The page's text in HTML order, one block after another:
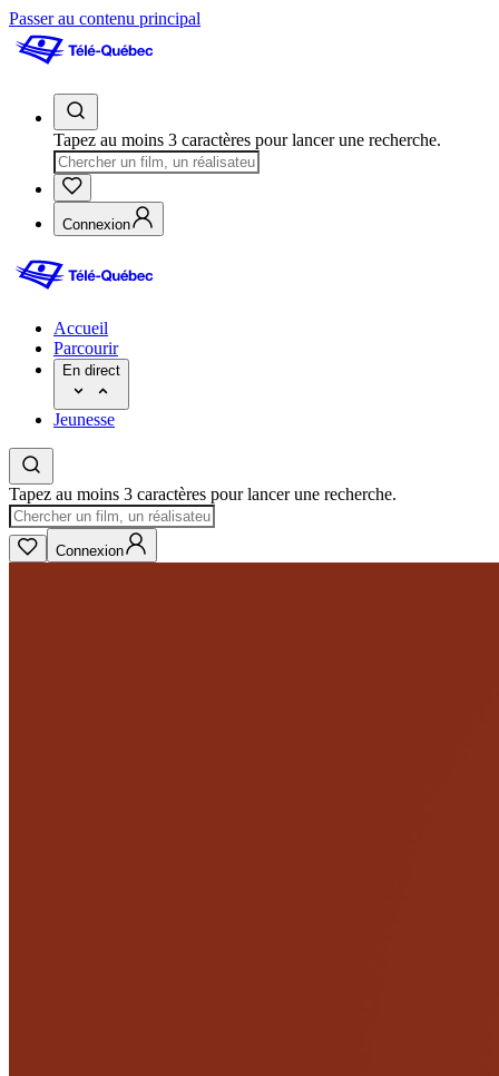
Passer au contenu principal
Tapez au moins 3 caractères pour lancer une recherche.
Connexion
Accueil
Parcourir
En direct
Jeunesse
Tapez au moins 3 caractères pour lancer une recherche.
Connexion